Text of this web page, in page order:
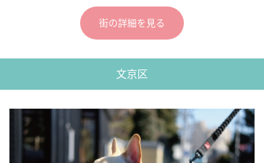
街の詳細を見る
文京区